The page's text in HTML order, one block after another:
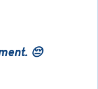
😔